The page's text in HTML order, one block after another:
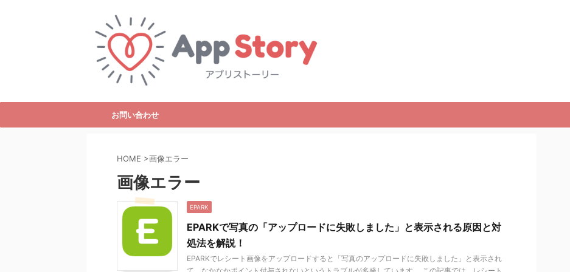
お問い合わせ
HOME >画像エラー
画像エラー
EPARK
EPARKで写真の「アップロードに失敗しました」と表示される原因と対
処法を解説！
EPARKでレシート画像をアップロードすると「写真のアップロードに失敗しました」と表示され